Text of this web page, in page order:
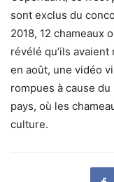
sont exclus du
2018, 12 chameaux
révélé qu’ils
en août, une vidéo
rompues à cause
pays, où les
culture.